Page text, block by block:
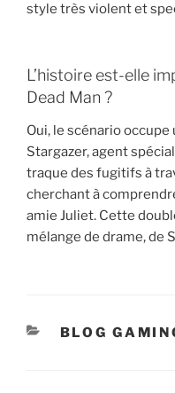
style très violent et
L’histoire est-elle
Dead Man ?
Oui, le scénario
Stargazer, agent
traque des fugitifs à
cherchant à
amie Juliet. Cette
mélange de drame, de
CATÉGORIES
BLOG